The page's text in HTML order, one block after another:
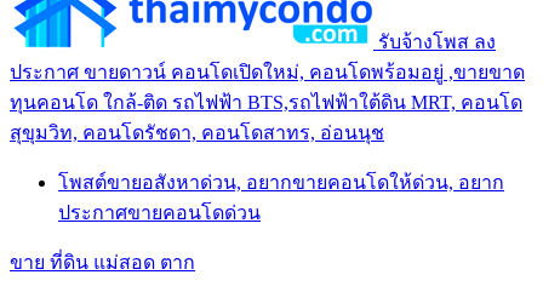
รับจ้างโพส ลง
ประกาศ ขายดาวน์ คอนโดเปิดใหม่, คอนโดพร้อมอยู่ ,ขายขาด
ทุนคอนโด ใกล้-ติด รถไฟฟ้า BTS,รถไฟฟ้าใต้ดิน MRT, คอนโด
สุขุมวิท, คอนโดรัชดา, คอนโดสาทร, อ่อนนุช
โพสต์ขายอสังหาด่วน, อยากขายคอนโดให้ด่วน, อยาก
ประกาศขายคอนโดด่วน
ขาย ที่ดิน แม่สอด ตาก